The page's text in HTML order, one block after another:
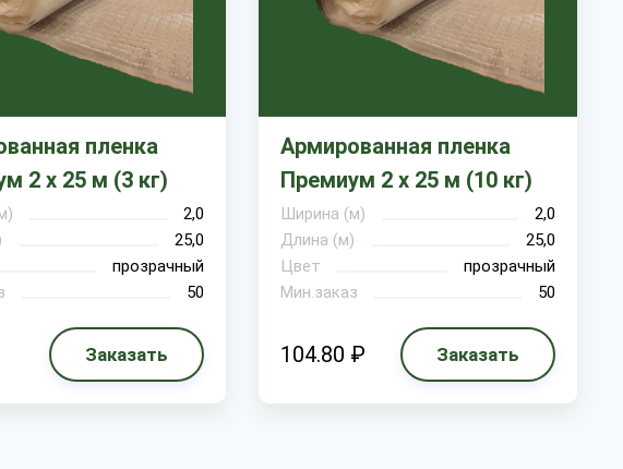
пленка
2 х 25 м (3 кг)
2,0
25,0
прозрачный
50
Заказать
Армированная пленка
Премиум 2 х 25 м (10 кг)
Ширина (м)
2,0
Длина (м)
25,0
Цвет
прозрачный
Мин.заказ
50
104.80 ₽ Заказать